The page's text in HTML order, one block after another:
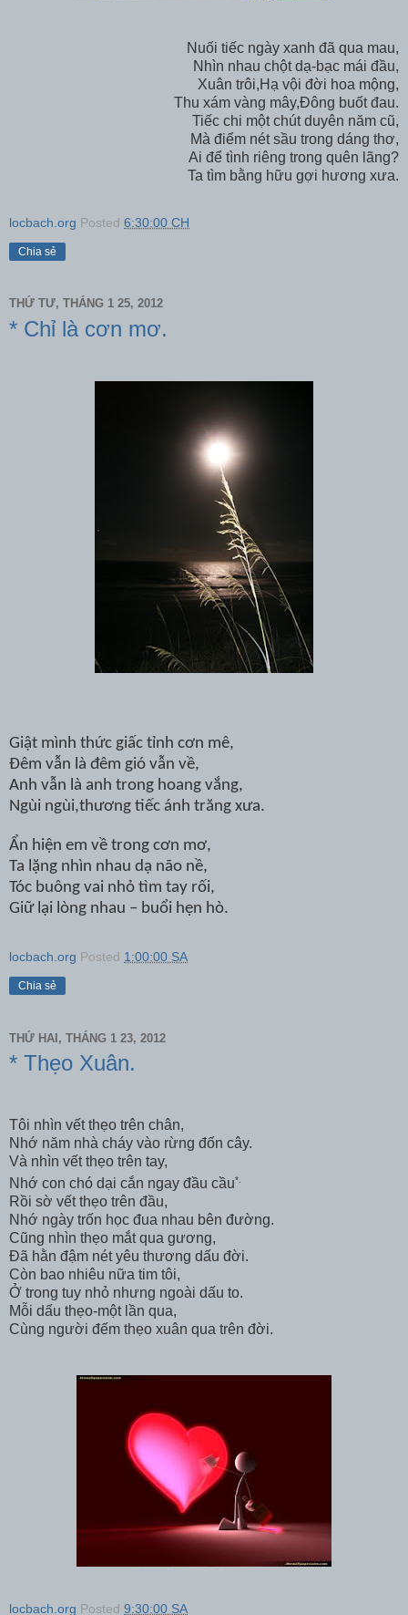
Nuối tiếc ngày xanh đã qua mau,
Nhìn nhau chột dạ-bạc mái đầu,
Xuân trôi,Hạ vội đời hoa mộng,
Thu xám vàng mây,Đông buốt đau.
Tiếc chi một chút duyên năm cũ,
Mà điểm nét sầu trong dáng thơ,
Ai để tình riêng trong quên lãng?
Ta tìm bằng hữu gợi hương xưa.
locbach.org Posted 6:30:00 CH
Chia sẻ
THỨ TƯ, THÁNG 1 25, 2012
* Chỉ là cơn mơ.
Giật mình thức giấc tỉnh cơn mê,
Đêm vẫn là đêm gió vẫn về,
Anh vẫn là anh trong hoang vắng,
Ngùi ngùi,thương tiếc ánh trăng xưa.
Ẩn hiện em về trong cơn mơ,
Ta lặng nhìn nhau dạ não nề,
Tóc buông vai nhỏ tìm tay rối,
Giữ lại lòng nhau – buổi hẹn hò.
locbach.org Posted 1:00:00 SA
Chia sẻ
THỨ HAI, THÁNG 1 23, 2012
* Thẹo Xuân.
Tôi nhìn vết thẹo trên chân,
Nhớ năm nhà cháy vào rừng đốn cây.
Và nhìn vết thẹo trên tay,
Nhớ con chó dại cắn ngay đầu cầu*.
Rồi sờ vết thẹo trên đầu,
Nhớ ngày trốn học đua nhau bên đường.
Cũng nhìn thẹo mắt qua gương,
Đã hằn đậm nét yêu thương dấu đời.
Còn bao nhiêu nữa tim tôi,
Ở trong tuy nhỏ nhưng ngoài dấu to.
Mỗi dấu thẹo-một lần qua,
Cùng người đếm thẹo xuân qua trên đời.
locbach.org Posted 9:30:00 SA